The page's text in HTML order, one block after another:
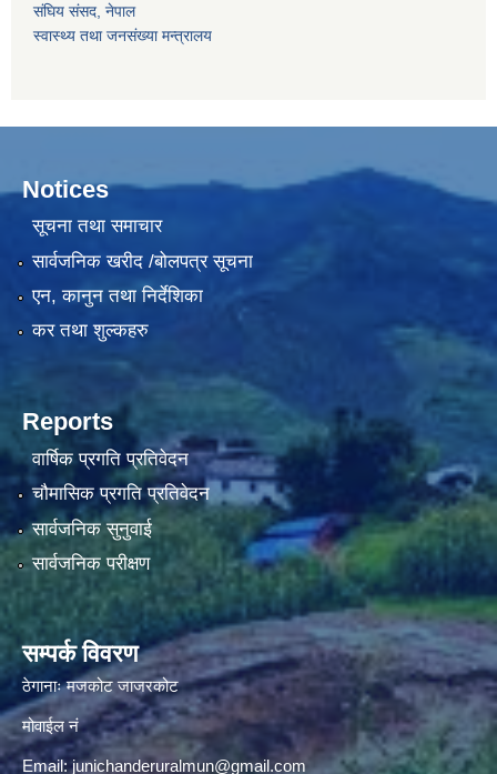
संघिय संसद, नेपाल
स्वास्थ्य तथा जनसंख्या मन्त्रालय
Notices
सूचना तथा समाचार
सार्वजनिक खरीद /बोलपत्र सूचना
एन, कानुन तथा निर्देशिका
कर तथा शुल्कहरु
Reports
वार्षिक प्रगति प्रतिवेदन
चौमासिक प्रगति प्रतिवेदन
सार्वजनिक सुनुवाई
सार्वजनिक परीक्षण
सम्पर्क विवरण
ठेगानाः मजकोट जाजरकोट
मोवाईल नं
Email:junichanderuralmun@gmail.com